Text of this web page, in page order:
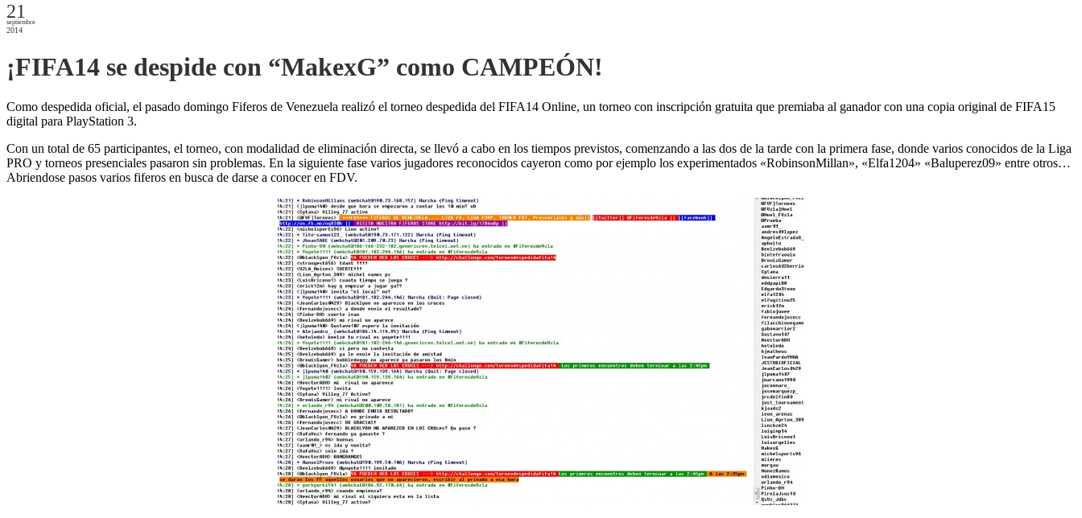
21
septiembre
2014
¡FIFA14 se despide con “MakexG” como CAMPEÓN!
Como despedida oficial, el pasado domingo Fiferos de Venezuela realizó el torneo despedida del FIFA14 Online, un torneo con inscripción gratuita que premiaba al ganador con una copia original de FIFA15
digital para PlayStation 3.
Con un total de 65 participantes, el torneo, con modalidad de eliminación directa, se llevó a cabo en los tiempos previstos, comenzando a las dos de la tarde con la primera fase, donde varios conocidos de la Liga
PRO y torneos presenciales pasaron sin problemas. En la siguiente fase varios jugadores reconocidos cayeron como por ejemplo los experimentados «RobinsonMillan», «Elfa1204» «Baluperez09» entre otros…
Abriendose pasos varios fiferos en busca de darse a conocer en FDV.